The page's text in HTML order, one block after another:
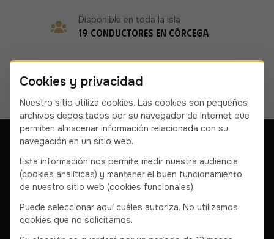
19 conductores en Córcega
Disponible en toda la isla
Nuestra empresa Póngase en contacto con nosotros
Condiciones generalesCondiciones generales de venta
Cookies y privacidad
Nuestro sitio utiliza cookies. Las cookies son pequeños
archivos depositados por su navegador de Internet que
permiten almacenar información relacionada con su
navegación en un sitio web.
Esta información nos permite medir nuestra audiencia
(cookies analíticas) y mantener el buen funcionamiento
de nuestro sitio web (cookies funcionales).
Puede seleccionar aquí cuáles autoriza. No utilizamos
cookies que no solicitamos.